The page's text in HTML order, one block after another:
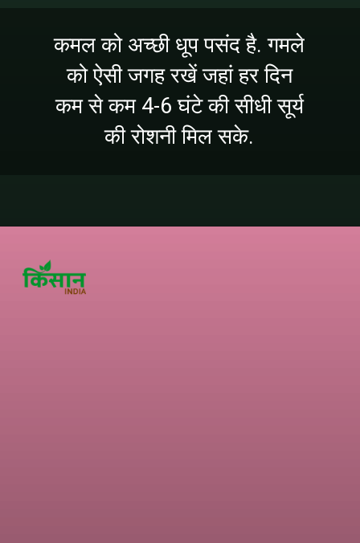
कमल को अच्छी धूप पसंद है. गमले
को ऐसी जगह रखें जहां हर दिन
कम से कम 4-6 घंटे की सीधी सूर्य
की रोशनी मिल सके.